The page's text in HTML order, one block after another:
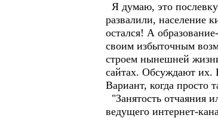
Я думаю, это
развалили, население
остался! А
своим избыточным
строем нынешней
сайтах. Обсуждают их.
Вариант, когда просто
"Занятость отчаяния
ведущего интернет-